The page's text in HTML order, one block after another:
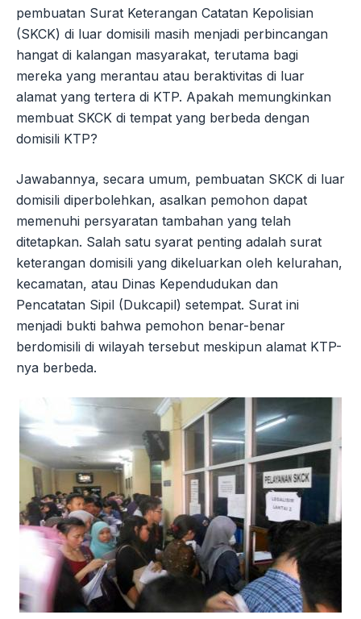
pembuatan Surat Keterangan Catatan Kepolisian
(SKCK) di luar domisili masih menjadi perbincangan
hangat di kalangan masyarakat, terutama bagi
mereka yang merantau atau beraktivitas di luar
alamat yang tertera di KTP. Apakah memungkinkan
membuat SKCK di tempat yang berbeda dengan
domisili KTP?
Jawabannya, secara umum, pembuatan SKCK di luar
domisili diperbolehkan, asalkan pemohon dapat
memenuhi persyaratan tambahan yang telah
ditetapkan. Salah satu syarat penting adalah surat
keterangan domisili yang dikeluarkan oleh kelurahan,
kecamatan, atau Dinas Kependudukan dan
Pencatatan Sipil (Dukcapil) setempat. Surat ini
menjadi bukti bahwa pemohon benar-benar
berdomisili di wilayah tersebut meskipun alamat KTP-
nya berbeda.